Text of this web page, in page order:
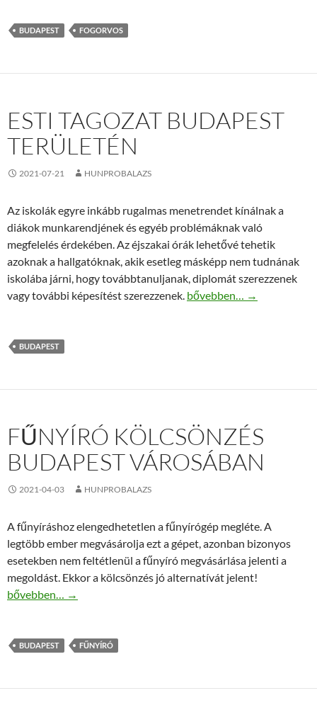
BUDAPEST FOGORVOS
ESTI TAGOZAT BUDAPEST
TERÜLETÉN
2021-07-21 HUNPROBALAZS
Az iskolák egyre inkább rugalmas menetrendet kínálnak a
diákok munkarendjének és egyéb problémáknak való
megfelelés érdekében. Az éjszakai órák lehetővé tehetik
azoknak a hallgatóknak, akik esetleg másképp nem tudnának
iskolába járni, hogy továbbtanuljanak, diplomát szerezzenek
vagy további képesítést szerezzenek. Esti tagozat Budapest
bővebben… →
BUDAPEST
FŰNYÍRÓ KÖLCSÖNZÉS
BUDAPEST VÁROSÁBAN
2021-04-03 HUNPROBALAZS
A fűnyíráshoz elengedhetetlen a fűnyírógép megléte. A
legtöbb ember megvásárolja ezt a gépet, azonban bizonyos
esetekben nem feltétlenül a fűnyíró megvásárlása jelenti a
megoldást. Ekkor a kölcsönzés jó alternatívát jelent!
Fűnyíró kölcsönzés Budapest városában
bővebben… →
BUDAPEST FŰNYÍRÓ